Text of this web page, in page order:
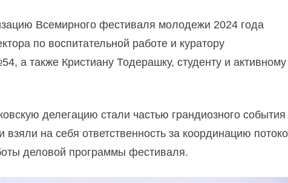
Всемирного фестиваля молодежи 2024 года
по воспитательной работе и куратору
а также Кристиану Тодерашку, студенту и активному
делегацию стали частью грандиозного события
на себя ответственность за координацию
деловой программы фестиваля.